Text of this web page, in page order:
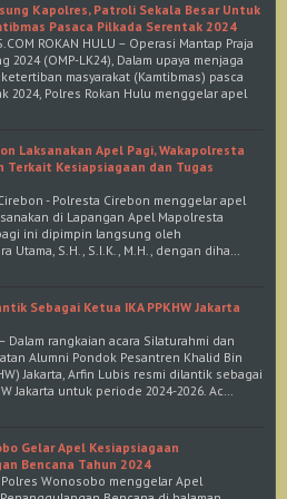
Kapolres, Patroli Sekala Besar Untuk
Pasaca Pilkada Serentak 2024
ROKAN HULU – Operasi Mantap Praja
2024 (OMP-LK24), Dalam upaya menjaga
masyarakat (Kamtibmas) pasca
2024, Polres Rokan Hulu menggelar apel
Laksanakan Apel Pagi, Wakapolresta
Terkait Kesiapsiagaan dan Tugas
- Polresta Cirebon menggelar apel
di Lapangan Apel Mapolresta
ini dipimpin langsung oleh
Utama, S.H., S.I.K., M.H., dengan diha…
Sebagai Ketua IKA PPKHW Jakarta
– Dalam rangkaian acara Silaturahmi dan
Alumni Pondok Pesantren Khalid Bin
Jakarta, Arfin Lubis resmi dilantik sebagai
Jakarta untuk periode 2024-2026. Ac…
Gelar Apel Kesiapsiagaan
Bencana Tahun 2024
Polres Wonosobo menggelar Apel